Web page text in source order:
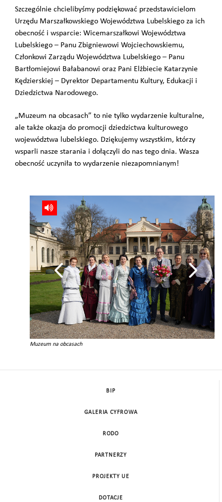
Szczególnie chcielibyśmy podziękować przedstawicielom
Urzędu Marszałkowskiego Województwa Lubelskiego za ich
obecność i wsparcie: Wicemarszałkowi Województwa
Lubelskiego – Panu Zbigniewowi Wojciechowskiemu,
Członkowi Zarządu Województwa Lubelskiego – Panu
Bartłomiejowi Bałabanowi oraz Pani Elżbiecie Katarzynie
Kędzierskiej – Dyrektor Departamentu Kultury, Edukacji i
Dziedzictwa Narodowego.
„Muzeum na obcasach” to nie tylko wydarzenie kulturalne,
ale także okazja do promocji dziedzictwa kulturowego
województwa lubelskiego. Dziękujemy wszystkim, którzy
wsparli nasze starania i dołączyli do nas tego dnia. Wasza
obecność uczyniła to wydarzenie niezapomnianym!
Muzeum na obcasach
BIP
GALERIA CYFROWA
RODO
PARTNERZY
PROJEKTY UE
DOTACJE